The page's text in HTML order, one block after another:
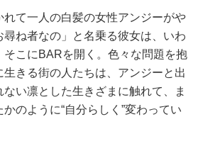
て一人の白髪の女性アンジーがや
尋ね者なの」と名乗る彼女は、いわ
そこにBARを開く。色々な問題を抱
生きる街の人たちは、アンジーと出
い凛とした生きざまに触れて、ま
のように“自分らしく”変わってい